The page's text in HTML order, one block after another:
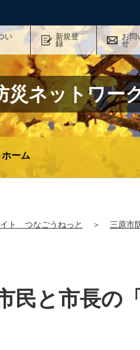
い
新規登
録
お問
せ
災ネットワー
ホーム
ト つなごうねっと ＞ 三原市
民と市長の